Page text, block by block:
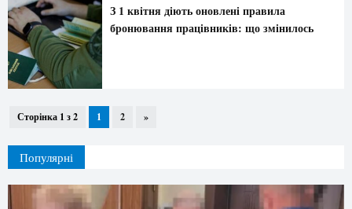
З 1 квітня діють оновлені правила
бронювання працівників: що змінилось
Сторінка 1 з 2 1 2 »
Популярні